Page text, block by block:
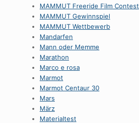
MAMMUT Freeride Film Contest
MAMMUT Gewinnspiel
MAMMUT Wettbewerb
Mandarfen
Mann oder Memme
Marathon
Marco e rosa
Marmot
Marmot Centaur 30
Mars
März
Materialtest